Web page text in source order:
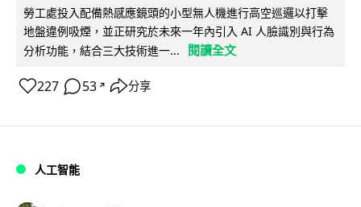
勞工處投入配備熱感應鏡頭的小型無人機進行高空巡邏以打擊
地盤違例吸煙，並正研究於未來一年內引入 AI 人臉識別與行為
分析功能，結合三大技術進一...
閱讀全文
227 53 ↗ 分享
人工智能